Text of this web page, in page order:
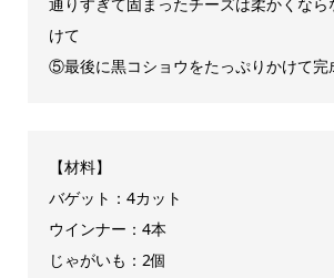
通りすぎて固まったチーズは柔かくな
けて
⑤最後に黒コショウをたっぷりかけて完
【材料】
バゲット：4カット
ウインナー：4本
じゃがいも：2個